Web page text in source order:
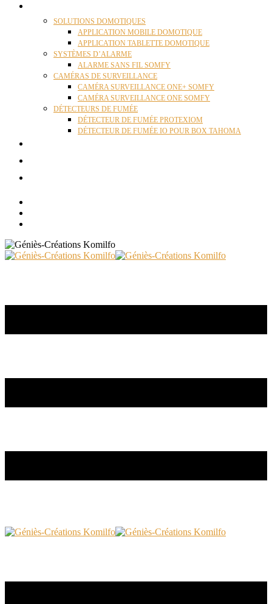
SOLUTIONS DOMOTIQUES
APPLICATION MOBILE DOMOTIQUE
APPLICATION TABLETTE DOMOTIQUE
SYSTÈMES D’ALARME
ALARME SANS FIL SOMFY
CAMÉRAS DE SURVEILLANCE
CAMÉRA SURVEILLANCE ONE+ SOMFY
CAMÉRA SURVEILLANCE ONE SOMFY
DÉTECTEURS DE FUMÉE
DÉTECTEUR DE FUMÉE PROTEXIOM
DÉTECTEUR DE FUMÉE IO POUR BOX TAHOMA